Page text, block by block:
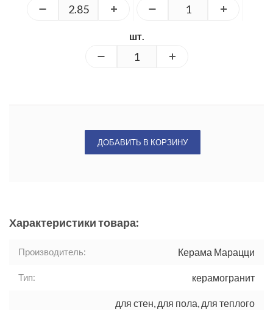
шт.
ДОБАВИТЬ В КОРЗИНУ
Характеристики товара:
Производитель: Керама Марацци
Тип: керамогранит
для стен, для пола, для теплого